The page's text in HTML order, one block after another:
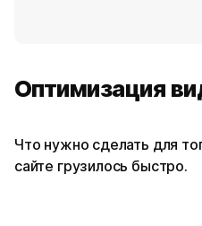
Оптимизация
Что нужно сделать для
сайте грузилось быстро.